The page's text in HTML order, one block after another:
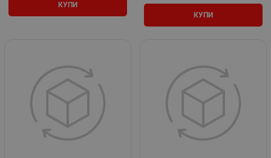
КУПИ
КУПИ